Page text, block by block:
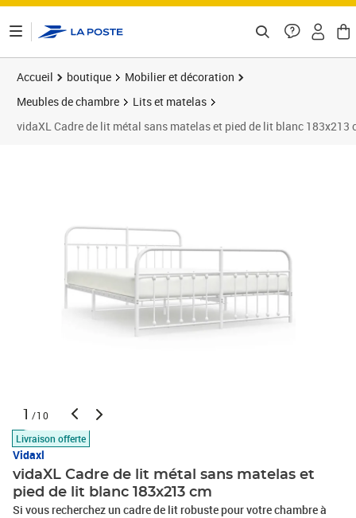
Accueil boutique
Mobilier et décoration
Meubles de chambre
Lits et matelas
vidaXL Cadre de lit métal sans matelas et pied de lit blanc 183x213
1 /10
Livraison offerte
Vidaxl
vidaXL Cadre de lit métal sans matelas et
pied de lit blanc 183x213 cm
Si vous recherchez un cadre de lit robuste pour votre chambre à